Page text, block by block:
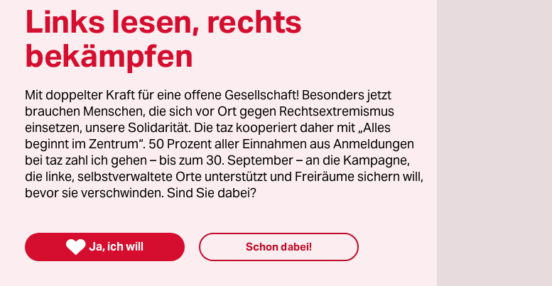
ist ein imposanter Bau aus
Jahrhundert, errichtet im Stil der
Wer es betritt, gelangt in ein
den Treppen führt ein langer roter Teppich
ist ein geschichtsträchtiger Ort: Sitz des
unter den Nazis, dann Sitz der
Hauptstadt.
Links lesen, rechts
bekämpfen
Mit doppelter Kraft für eine offene Gesellschaft! Besonders jetzt
brauchen Menschen, die sich vor Ort gegen Rechtsextremismus
einsetzen, unsere Solidarität. Die taz kooperiert daher mit „Alles
beginnt im Zentrum“. 50 Prozent aller Einnahmen aus Anmeldungen
bei taz zahl ich gehen – bis zum 30. September – an die Kampagne,
die linke, selbstverwaltete Orte unterstützt und Freiräume sichern will,
bevor sie verschwinden. Sind Sie dabei?
 Ja, ich will Schon dabei!